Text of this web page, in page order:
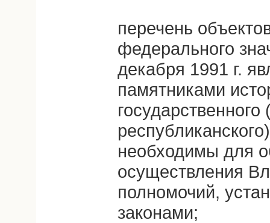
перечень
федерального
декабря 1991 г.
памятниками
необходимы для
осуществления
полномочий,
законами;